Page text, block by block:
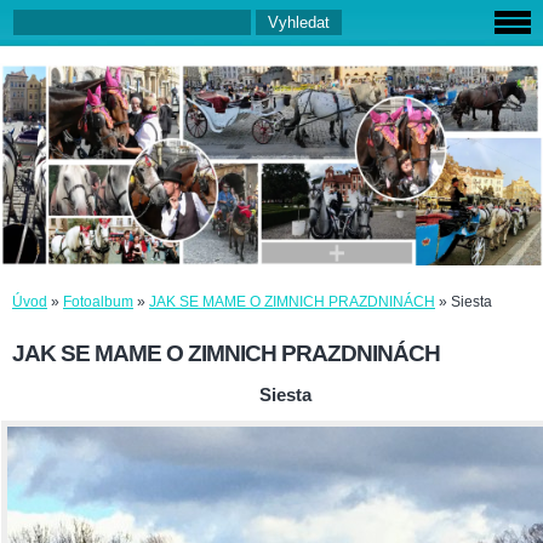
Úvod » Fotoalbum » JAK SE MAME O ZIMNICH PRAZDNINÁCH » Siesta
JAK SE MAME O ZIMNICH PRAZDNINÁCH
Siesta